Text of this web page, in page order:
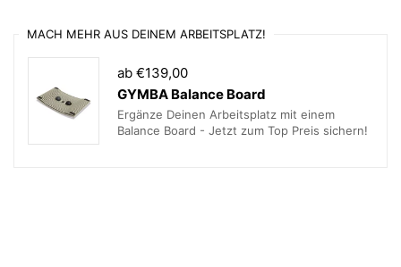
Stromanschluss
Mobil auf sechs Feststellrollen
Breiten: 2000 / 2200 / 2400 / 2600 mm
Tiefe: 1000 mm
MACH MEHR AUS DEINEM ARBEITSPLATZ!
ab €139,00
GYMBA Balance Board
Ergänze Deinen Arbeitsplatz mit einem
Balance Board - Jetzt zum Top Preis sichern!